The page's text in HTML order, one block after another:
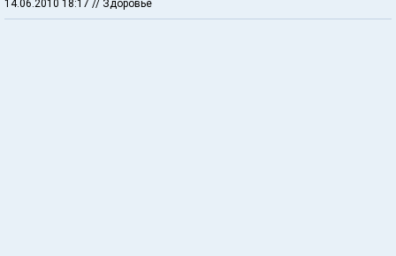
14.06.2010 18:17 // Здоровье